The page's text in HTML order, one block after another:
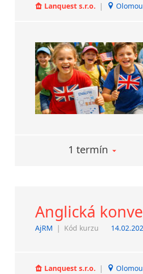
Lanquest s.r.o. |
1 termín
Anglická
AjRM | Kód kurzu
Lanquest s.r.o. |